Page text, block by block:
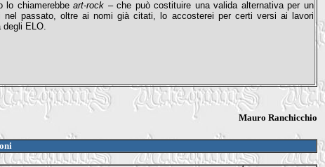
lo chiamerebbeart-rock – che può costituire una valida alternativa per un
nel passato, oltre ai nomi già citati, lo accosterei per certi versi ai lavori
degli ELO.
Mauro Ranchicchio